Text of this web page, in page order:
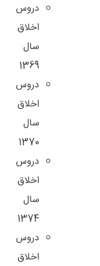
دروس
اخلاق
سال
1369
دروس
اخلاق
سال
1370
دروس
اخلاق
سال
1374
دروس
اخلاق